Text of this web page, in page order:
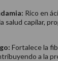
Rico en
salud capilar,
Fortalece la
a la